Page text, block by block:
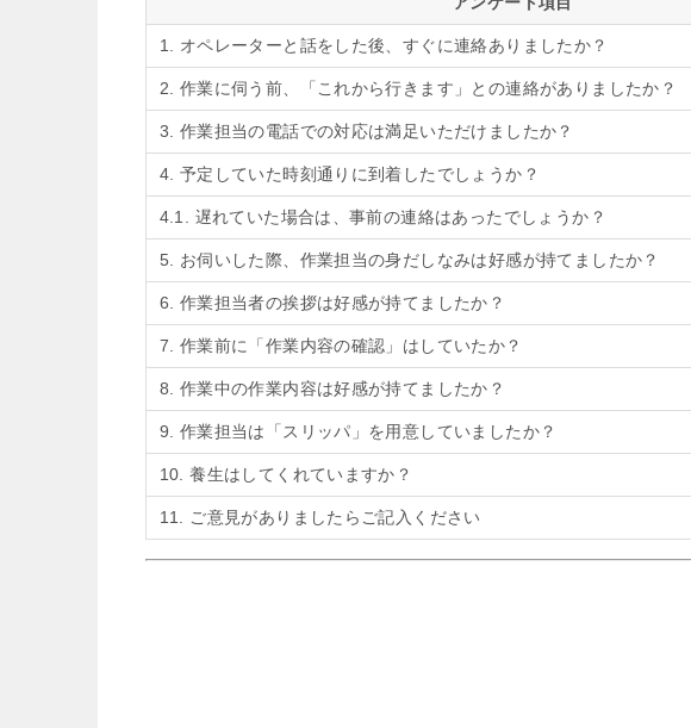
1. オペレーターと話をした後、すぐに連絡ありましたか？
2. 作業に伺う前、「これから行きます」との連絡がありましたか？
3. 作業担当の電話での対応は満足いただけましたか？
4. 予定していた時刻通りに到着したでしょうか？
4.1. 遅れていた場合は、事前の連絡はあったでしょうか？
5. お伺いした際、作業担当の身だしなみは好感が持てましたか？
6. 作業担当者の挨拶は好感が持てましたか？
7. 作業前に「作業内容の確認」はしていたか？
8. 作業中の作業内容は好感が持てましたか？
9. 作業担当は「スリッパ」を用意していましたか？
10. 養生はしてくれていますか？
11. ご意見がありましたらご記入ください